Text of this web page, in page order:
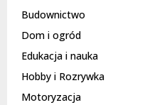
Budownictwo
Dom i ogród
Edukacja i nauka
Hobby i Rozrywka
Motoryzacja